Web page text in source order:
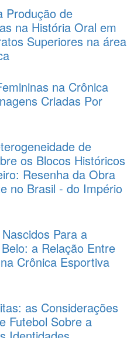
Produção de
na História Oral em
Superiores na área
na Crônica
Criadas Por
de
os Blocos Históricos
Resenha da Obra
no Brasil - do Império
Para a
a Relação Entre
Crônica Esportiva
as Considerações
Futebol Sobre a